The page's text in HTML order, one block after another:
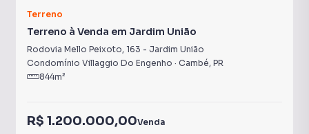
Terreno
Terreno à Venda em Jardim União
Rodovia Mello Peixoto, 163 - Jardim União
Condomínio Villaggio Do Engenho · Cambé, PR
844m²
R$ 1.200.000,00Venda